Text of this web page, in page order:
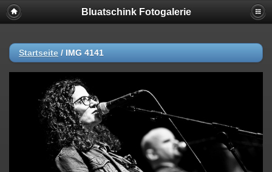
Bluatschink Fotogalerie
Startseite / IMG 4141